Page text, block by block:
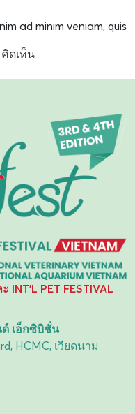
ad minim veniam, quis
ดเห็น
INT'L PET FESTIVAL
เอ็กซิบิชั่น
HCMC, เวียดนาม